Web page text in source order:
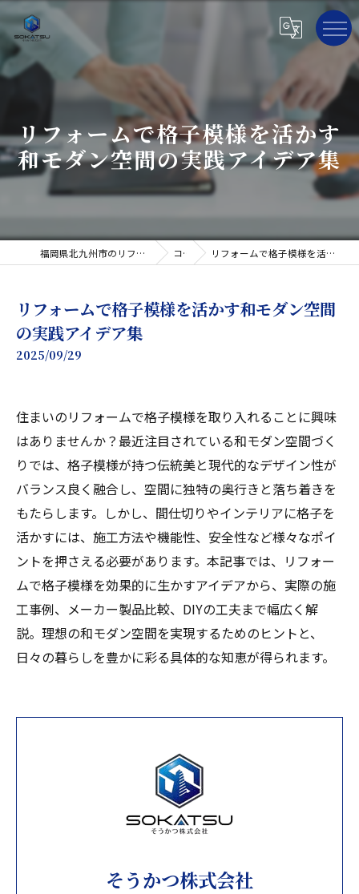
リフォームで格子模様を活かす
和モダン空間の実践アイデア集
福岡県北九州市のリフォームならそうかつ株式会社 コラム リフォームで格子模様を活かす和モダン空間の実践アイデア集
リフォームで格子模様を活かす和モダン空間
の実践アイデア集
2025/09/29
住まいのリフォームで格子模様を取り入れることに興味
はありませんか？最近注目されている和モダン空間づく
りでは、格子模様が持つ伝統美と現代的なデザイン性が
バランス良く融合し、空間に独特の奥行きと落ち着きを
もたらします。しかし、間仕切りやインテリアに格子を
活かすには、施工方法や機能性、安全性など様々なポイ
ントを押さえる必要があります。本記事では、リフォー
ムで格子模様を効果的に生かすアイデアから、実際の施
工事例、メーカー製品比較、DIYの工夫まで幅広く解
説。理想の和モダン空間を実現するためのヒントと、
日々の暮らしを豊かに彩る具体的な知恵が得られます。
そうかつ株式会社